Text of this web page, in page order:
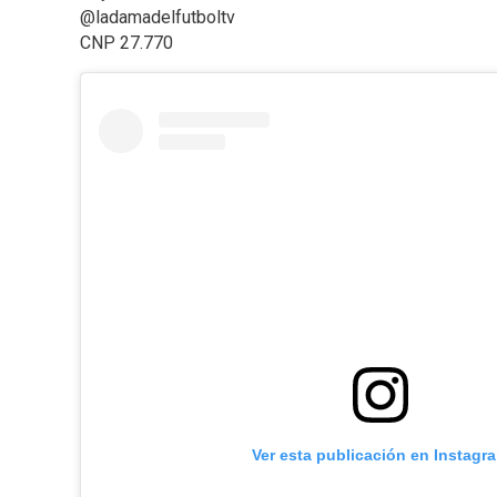
@ladamadelfutboltv
CNP 27.770
Ver esta publicación en